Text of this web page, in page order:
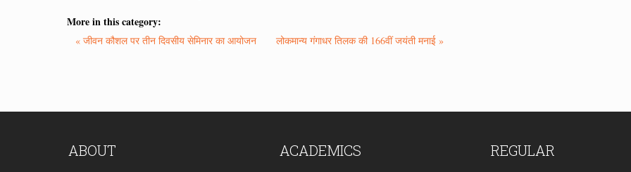
More in this category:
« जीवन कौशल पर तीन दिवसीय सेमिनार का आयोजन लोकमान्य गंगाधर तिलक की 166वीं जयंती मनाई »
ABOUT ACADEMICS REGULAR